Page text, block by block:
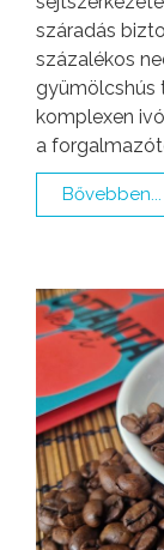
száradás
százalékos
gyümölcshús
komplexen
a
Bővebben...